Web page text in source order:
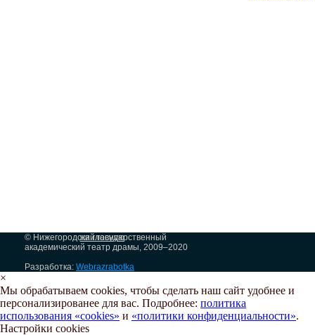
на главную
© Нижегородский государственный
академический театр драмы, 2009–2020
Разработка: Webrazrabotka
×
Мы обрабатываем cookies, чтобы сделать наш сайт удобнее и
персонализированее для вас. Подробнее: политика
использования «cookies» и «политики конфиденциальности».
Настройки cookies